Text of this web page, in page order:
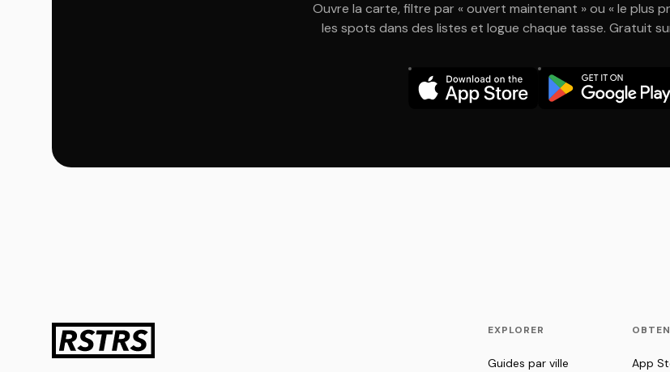
Ouvre la carte, filtre par « ouvert maintenant » ou « le plus
les spots dans des listes et logue chaque tasse. Gratuit
EXPLORER
Guides par ville App